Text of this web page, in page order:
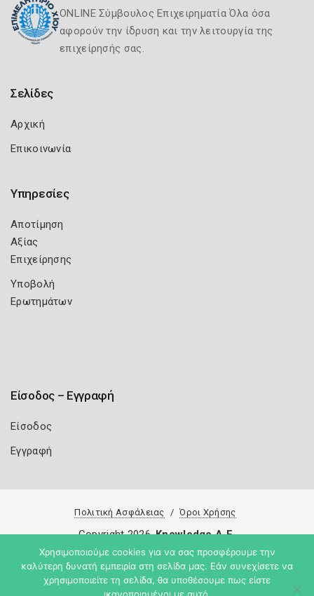
ONLINE Σύμβουλος Επιχειρηματία Όλα όσα
αφορούν την ίδρυση και την λειτουργία της
επιχείρησής σας.
Σελίδες
Αρχική
Επικοινωνία
Υπηρεσίες
Αποτίμηση
Αξίας
Επιχείρησης
Υποβολή
Ερωτημάτων
Είσοδος – Εγγραφή
Είσοδος
Εγγραφή
Πολιτική Ασφάλειας Όροι Χρήσης
Copyright 2026 Knowledge A.E.
Χρησιμοποιούμε cookies για να σας προσφέρουμε την
καλύτερη δυνατή εμπειρία στη σελίδα μας. Εάν συνεχίσετε να
χρησιμοποιείτε τη σελίδα, θα υποθέσουμε πως είστε